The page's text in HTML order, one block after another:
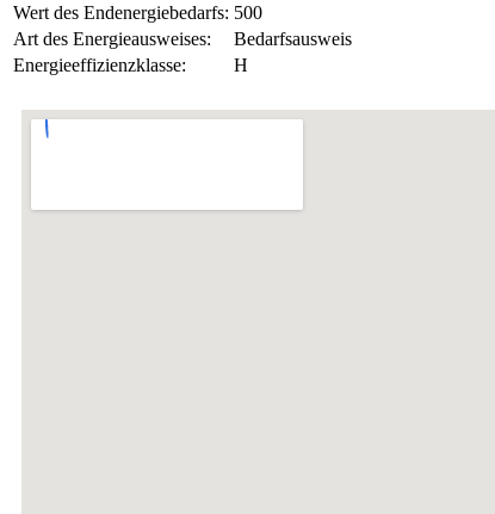
Wert des Endenergiebedarfs: 500
Art des Energieausweises:
Bedarfsausweis
Energieeffizienzklasse:
H